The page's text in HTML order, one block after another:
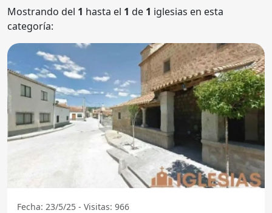
Mostrando del 1 hasta el 1 de 1 iglesias en esta
categoría:
Fecha: 23/5/25 - Visitas: 966